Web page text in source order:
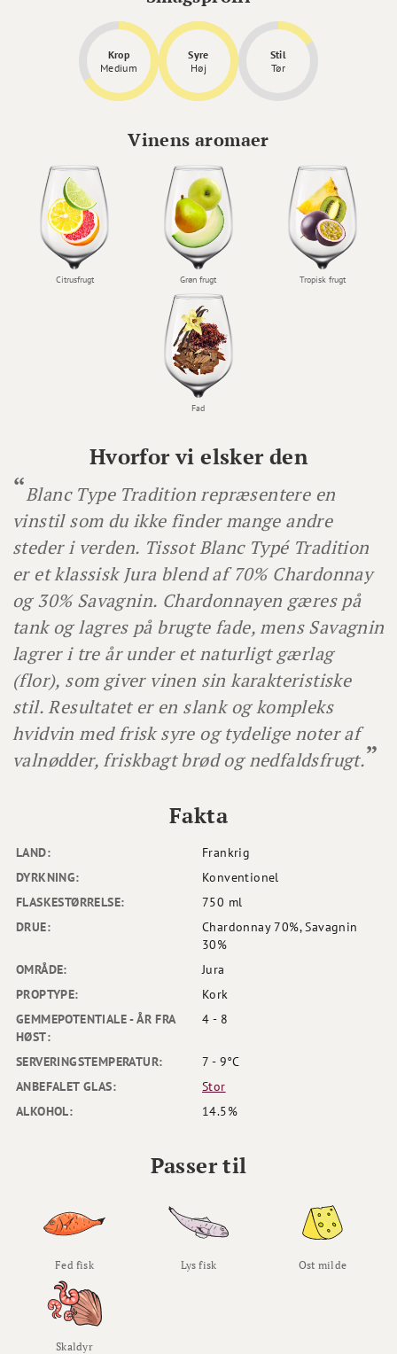
Hvorfor vi elsker den
Blanc Type Tradition repræsentere en
vinstil som du ikke finder mange andre
steder i verden. Tissot Blanc Typé Tradition
er et klassisk Jura blend af 70% Chardonnay
og 30% Savagnin. Chardonnayen gæres på
tank og lagres på brugte fade, mens Savagnin
lagrer i tre år under et naturligt gærlag
(flor), som giver vinen sin karakteristiske
stil. Resultatet er en slank og kompleks
hvidvin med frisk syre og tydelige noter af
valnødder, friskbagt brød og nedfaldsfrugt.
LAND:
Frankrig
DYRKNING:
Konventionel
FLASKESTØRRELSE:
750 ml
DRUE:
Chardonnay 70%, Savagnin
30%
OMRÅDE:
Jura
PROPTYPE:
Kork
GEMMEPOTENTIALE - ÅR FRA
HØST:
4 - 8
SERVERINGSTEMPERATUR:
7 - 9°C
ANBEFALET GLAS:
Stor
ALKOHOL:
14.5%
Fakta
Krop
Medium
Syre
Høj
Stil
Tør
Vinens aromaer
Citrusfrugt Grøn frugt Tropisk frugt
Fad
Passer til
Fed fisk Lys fisk Ost milde
Skaldyr